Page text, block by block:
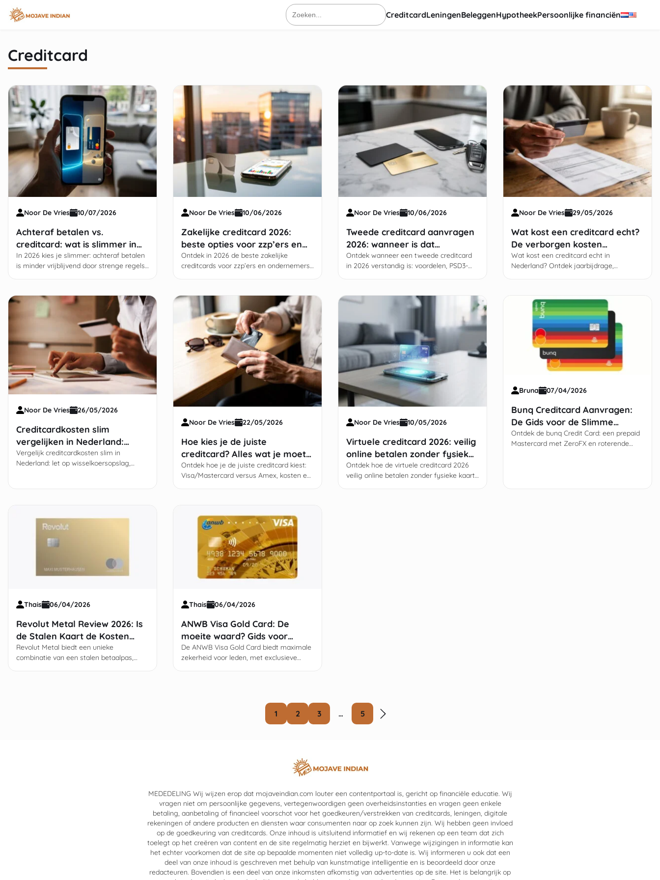
inhoud
Zoeken
naar:
CreditcardLeningenBeleggenHypotheekPersoonlijke financiën
Creditcard
Noor De Vries 10/07/2026
Achteraf betalen vs.
creditcard: wat is slimmer in
2026?
In 2026 kies je slimmer: achteraf betalen
is minder vrijblijvend door strenge regels,
Noor De Vries 10/06/2026
Zakelijke creditcard 2026:
beste opties voor zzp’ers en
ondernemers
Ontdek in 2026 de beste zakelijke
creditcards voor zzp’ers en ondernemers
Noor De Vries 10/06/2026
Tweede creditcard aanvragen
2026: wanneer is dat
verstandig?
Ontdek wanneer een tweede creditcard
in 2026 verstandig is: voordelen, PSD3-
Noor De Vries 29/05/2026
Wat kost een creditcard echt?
De verborgen kosten
ontrafeld
Wat kost een creditcard echt in
Nederland? Ontdek jaarbijdrage,
Noor De Vries 26/05/2026
Creditcardkosten slim
vergelijken in Nederland:
Bespaar op je betaalgemak
Vergelijk creditcardkosten slim in
Nederland: let op wisselkoersopslag,
Noor De Vries 22/05/2026
Hoe kies je de juiste
creditcard? Alles wat je moet
weten
Ontdek hoe je de juiste creditcard kiest:
Visa/Mastercard versus Amex, kosten en
Noor De Vries 10/05/2026
Virtuele creditcard 2026: veilig
online betalen zonder fysieke
kaart
Ontdek hoe de virtuele creditcard 2026
veilig online betalen zonder fysieke kaart
Bruna 07/04/2026
Bunq Creditcard Aanvragen:
De Gids voor de Slimme
Prepaid Mastercard
Ontdek de bunq Credit Card: een prepaid
Mastercard met ZeroFX en roterende
Thais 06/04/2026
Revolut Metal Review 2026: Is
de Stalen Kaart de Kosten
Waard?
Revolut Metal biedt een unieke
combinatie van een stalen betaalpas,
Thais 06/04/2026
ANWB Visa Gold Card: De
moeite waard? Gids voor
Kosten en Voordelen 2026
De ANWB Visa Gold Card biedt maximale
zekerheid voor leden, met exclusieve
1 2 3 … 5
MEDEDELING Wij wijzen erop dat mojaveindian.com louter een contentportaal is, gericht op financiële educatie. Wij
vragen niet om persoonlijke gegevens, vertegenwoordigen geen overheidsinstanties en vragen geen enkele
betaling, aanbetaling of financieel voorschot voor het goedkeuren/verstrekken van creditcards, leningen, digitale
rekeningen of andere producten en diensten waar consumenten naar op zoek kunnen zijn. Wij hebben geen invloed
op de goedkeuring van creditcards. Onze inhoud is uitsluitend informatief en wij rekenen op een team dat zich
toelegt op het creëren van content en de site regelmatig herziet en bijwerkt. Vanwege wijzigingen in informatie kan
het echter voorkomen dat de site op bepaalde momenten niet volledig up-to-date is. Wij informeren u ook dat een
deel van onze inhoud is geschreven met behulp van kunstmatige intelligentie en is beoordeeld door onze
redacteuren. Bovendien is een deel van onze inkomsten afkomstig van advertenties op de site. Het is belangrijk op